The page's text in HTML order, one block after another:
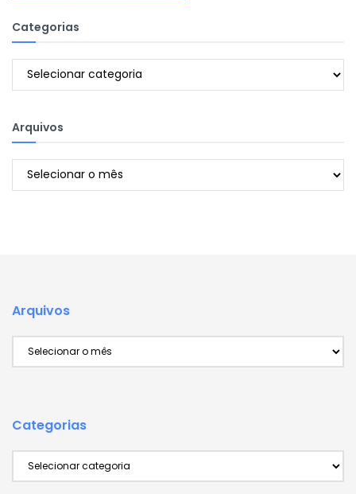
Categorias
Categorias
Arquivos
Arquivos
Arquivos
Categorias